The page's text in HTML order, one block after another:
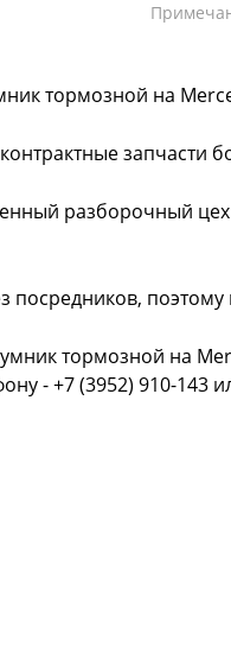
тормозной на
запчасти
разборочный
посредников,
тормозной на
- +7 (3952) 910-143